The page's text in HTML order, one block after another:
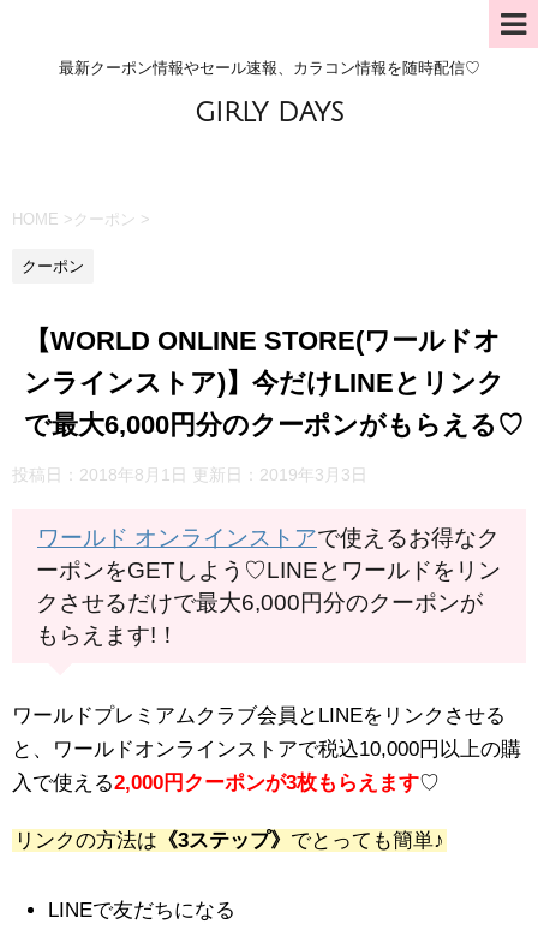
最新クーポン情報やセール速報、カラコン情報を随時配信♡
GIRLY DAYS
HOME > クーポン >
クーポン
【WORLD ONLINE STORE(ワールドオ
ンラインストア)】今だけLINEとリンク
で最大6,000円分のクーポンがもらえる♡
投稿日：2018年8月1日 更新日： 2019年3月3日
ワールド オンラインストアで使えるお得なク
ーポンをGETしよう♡LINEとワールドをリン
クさせるだけで最大6,000円分のクーポンが
もらえます!！
ワールドプレミアムクラブ会員とLINEをリンクさせる
と、ワールドオンラインストアで税込10,000円以上の購
入で使える2,000円クーポンが3枚もらえます♡
リンクの方法は 《3ステップ》 でとっても簡単♪
LINEで友だちになる